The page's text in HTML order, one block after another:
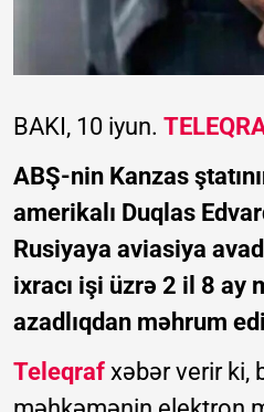
BAKI, 10 iyun.
ABŞ-nin Kanzas
amerikalı Duqlas
Rusiyaya aviasiya
ixracı işi üzrə 2 il 8 ay
azadlıqdan məhrum
Teleqraf xəbər verir ki,